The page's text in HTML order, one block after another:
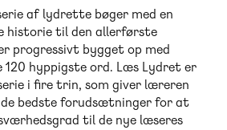
af lydrette bøger med en
historie til den allerførste
progressivt bygget op med
hyppigste ord. Læs Lydret er
i fire trin, som giver læreren
bedste forudsætninger for at
til de nye læseres